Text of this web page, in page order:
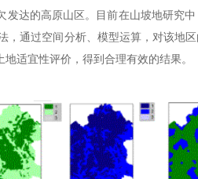
达的高原山区。目前在山坡地研究
通过空间分析、模型运算，对该地
适宜性评价，得到合理有效的结果。